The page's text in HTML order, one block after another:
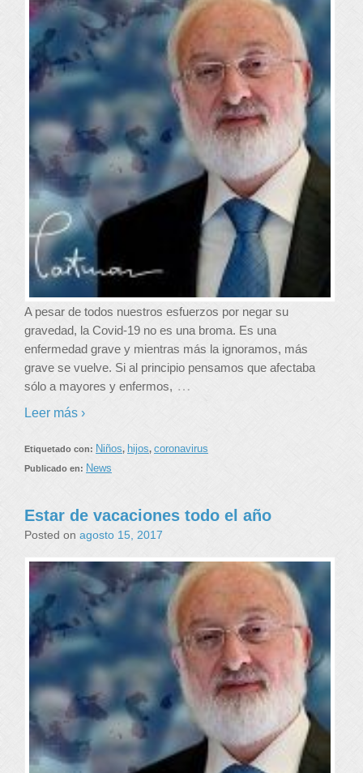
A pesar de todos nuestros esfuerzos por negar su
gravedad, la Covid-19 no es una broma. Es una
enfermedad grave y mientras más la ignoramos, más
grave se vuelve. Si al principio pensamos que afectaba
sólo a mayores y enfermos, …
Leer más ›
Etiquetado con: Niños, hijos, coronavirus
Publicado en: News
Estar de vacaciones todo el año
Posted on agosto 15, 2017